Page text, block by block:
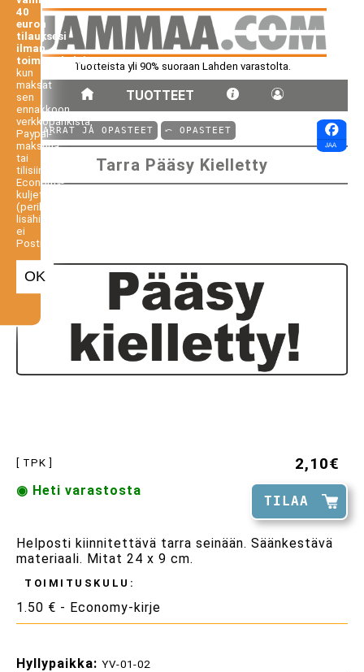
Tuotteista yli 90% suoraan Lahden varastolta.
TUOTTEET
40
euron
tilauksesi
ilman
toimituskuluja,
kun
maksat
sen
ennakkoon
verkkopankista,
Paypal-
maksuna
tai
tilisiirtona.
Economy-
kuljetus
(perilletoimitus
lisähintaan,
ei
Postiennakko).
OK
⤺ TARRAT JA OPASTEET ⤺ OPASTEET
Tarra Pääsy Kielletty
[ TPK ] 2,10€
TILAA
◉ Heti varastosta
Helposti kiinnitettävä tarra seinään. Säänkestävä
materiaali. Mitat 24 x 9 cm.
TOIMITUSKULU:
1.50 € - Economy-kirje
Hyllypaikka: YV-01-02